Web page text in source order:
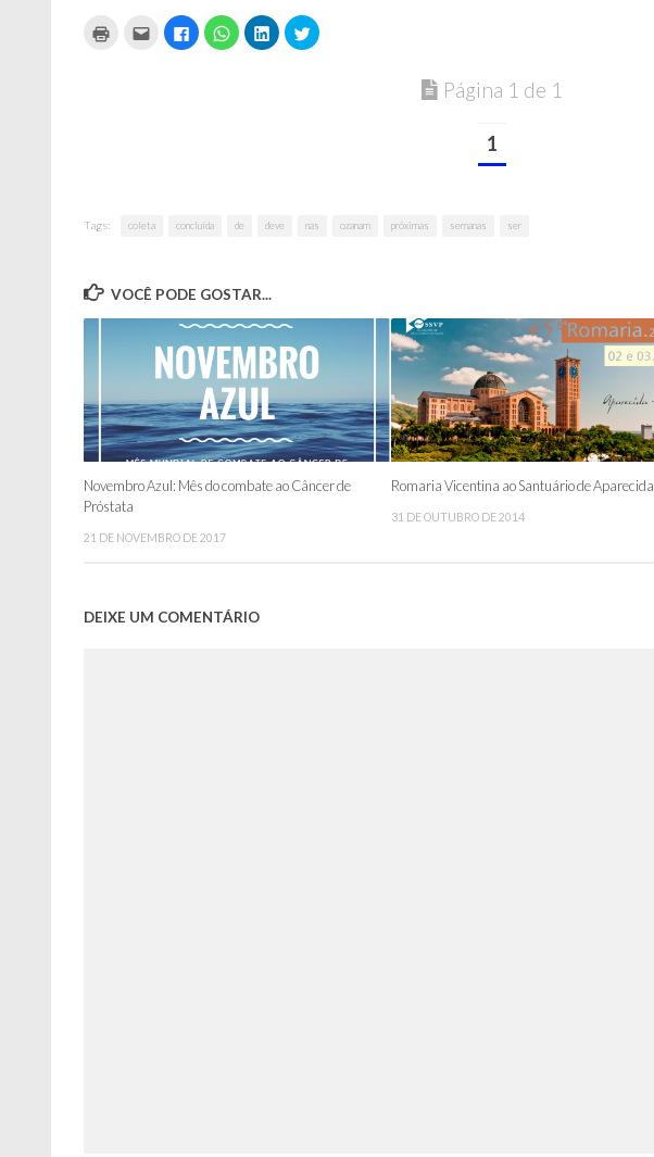
Clique
para
imprimir(abre
Clique
para
enviar
Clique
para
compartilhar
Clique
para
compartilhar
Clique
para
compartilhar
Clique
para
Página 1 de 1
1
Tags: coleta concluída de deve nas ozanam próximas semanas ser
VOCÊ PODE GOSTAR...
Novembro Azul: Mês do combate ao Câncer de
Próstata
21 DE NOVEMBRO DE 2017
Romaria Vicentina ao Santuário de Aparecida
31 DE OUTUBRO DE 2014
DEIXE UM COMENTÁRIO